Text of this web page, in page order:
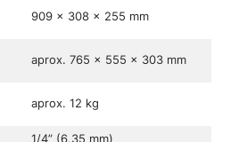
909 × 308 × 255 mm
aprox. 765 × 555 × 303 mm
aprox. 12 kg
1/4” (6,35 mm)